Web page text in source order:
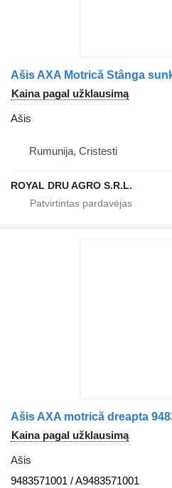
Kaina pagal užklausimą
Ašis
Rumunija, Cristesti
ROYAL DRU AGRO S.R.L.
Kaina pagal užklausimą
Ašis
9483571001 / A9483571001